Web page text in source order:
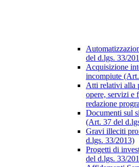
del d.lgs. 33/
Acquisizione
incompiute
Atti relativi alla
opere, servizi e
redazione
Documenti sul
(Art. 37 del
Gravi illeciti
d.lgs. 33/2013)
Progetti di
del d.lgs. 33/